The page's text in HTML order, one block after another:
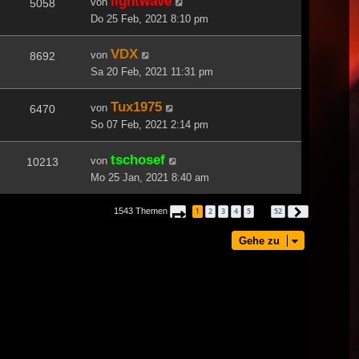
5058
Do 25 Feb, 2021 8:10 pm
8692 von VDX
Sa 20 Feb, 2021 11:31 pm
6470 von Tux1975
So 07 Feb, 2021 2:14 pm
10213 von tschosef
Mo 25 Jan, 2021 8:40 am
1543 Themen Seite von 52
1 2 3 4 5 52
Gehe zu